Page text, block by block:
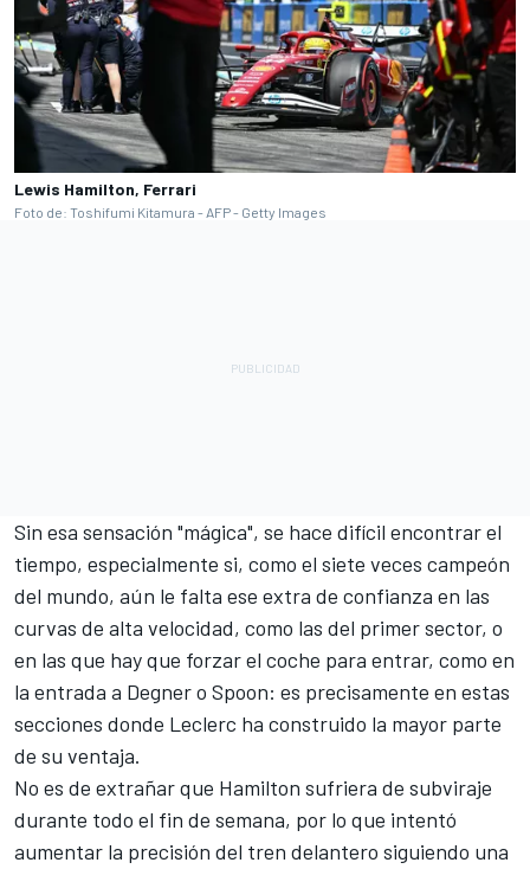
Lewis Hamilton, Ferrari
Foto de: Toshifumi Kitamura - AFP - Getty Images
Sin esa sensación "mágica", se hace difícil encontrar el
tiempo, especialmente si, como el siete veces campeón
del mundo, aún le falta ese extra de confianza en las
curvas de alta velocidad, como las del primer sector, o
en las que hay que forzar el coche para entrar, como en
la entrada a Degner o Spoon: es precisamente en estas
secciones donde Leclerc ha construido la mayor parte
de su ventaja.
No es de extrañar que Hamilton sufriera de subviraje
durante todo el fin de semana, por lo que intentó
aumentar la precisión del tren delantero siguiendo una